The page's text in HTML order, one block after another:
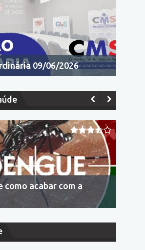
09/06/2026
como acabar com a